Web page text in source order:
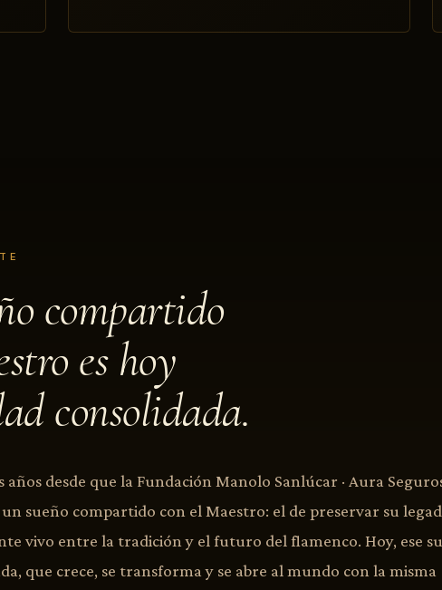
compartido
es hoy
consolidada.
años desde que la Fundación Manolo Sanlúcar · Aura
sueño compartido con el Maestro: el de preservar su
vivo entre la tradición y el futuro del flamenco. Hoy, ese
que crece, se transforma y se abre al mundo con la misma